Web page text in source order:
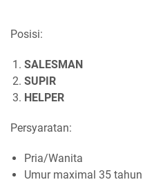
Posisi:
SALESMAN
SUPIR
HELPER
Persyaratan:
Pria/Wanita
Umur maximal 35 tahun